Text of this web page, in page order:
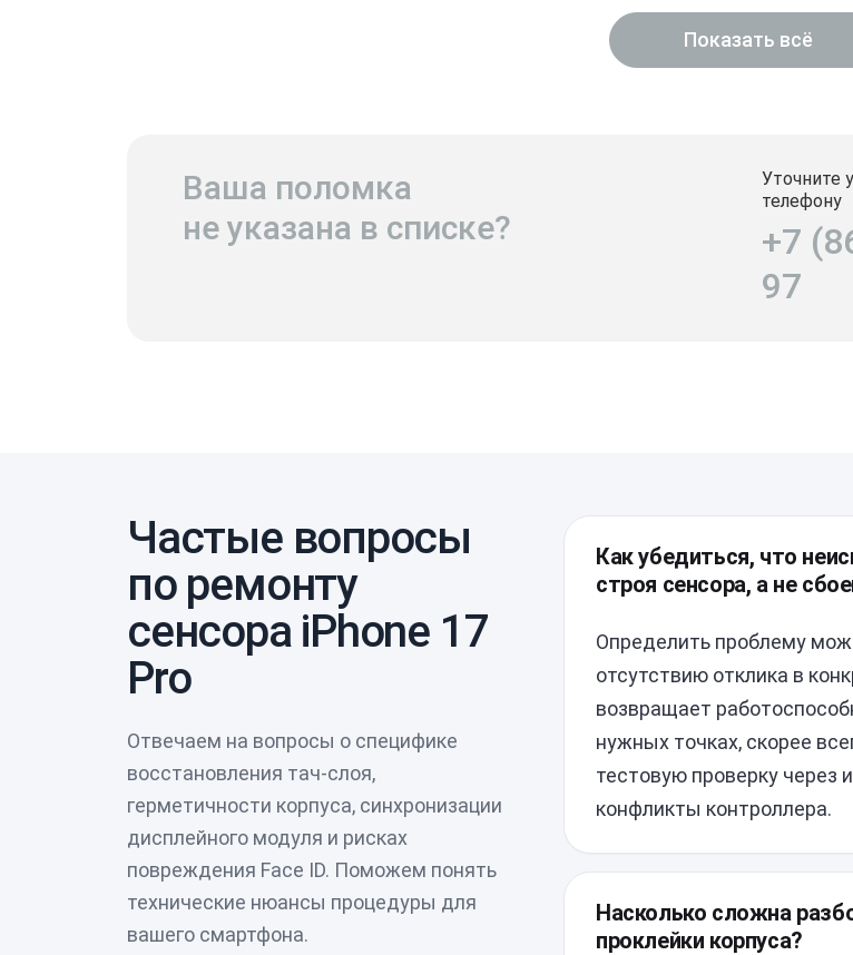
Показать всё
Ваша поломка
не указана в списке?
Уточните
телефону
+7
97
Частые вопросы
по ремонту
сенсора iPhone 17
Pro
Отвечаем на вопросы о специфике
восстановления тач-слоя,
герметичности корпуса, синхронизации
дисплейного модуля и рисках
повреждения Face ID. Поможем понять
технические нюансы процедуры для
вашего смартфона.
Как убедиться, что
строя сенсора, а не
Определить проблему
отсутствию отклика в
возвращает
нужных точках, скорее
тестовую проверку
конфликты контроллера.
Насколько сложна
проклейки корпуса?